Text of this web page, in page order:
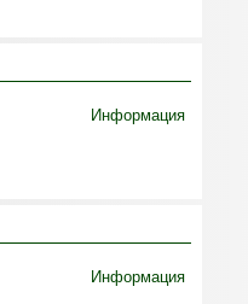
Информация
Информация